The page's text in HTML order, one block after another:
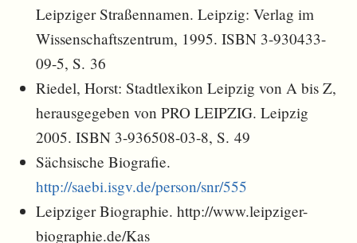
Leipziger Straßennamen. Leipzig: Verlag im
Wissenschaftszentrum, 1995. ISBN 3-930433-
09-5, S. 36
Riedel, Horst: Stadtlexikon Leipzig von A bis Z,
herausgegeben von PRO LEIPZIG. Leipzig
2005. ISBN 3-936508-03-8, S. 49
Sächsische Biografie.
http://saebi.isgv.de/person/snr/555
Leipziger Biographie. http://www.leipziger-
biographie.de/Kas